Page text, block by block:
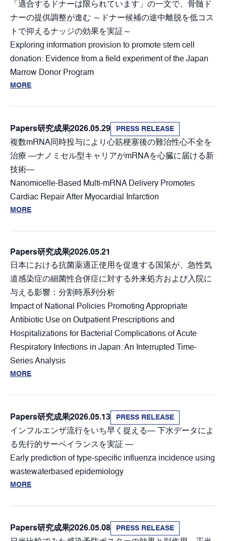
「適合するドナーは限られています」の一文で、骨髄ド
ナーの提供調整が進む ～ドナー候補の途中離脱を低コス
トで抑えるナッジの効果を実証～
Exploring information provision to promote stem cell
donation: Evidence from a field experiment of the Japan
Marrow Donor Program
MORE
Papers研究成果2026.05.29 PRESS RELEASE
複数mRNA同時投与により心筋梗塞後の難治性心不全を
治療 ―ナノミセル型キャリアがmRNAを心臓に届ける新
技術―
Nanomicelle-Based Multi-mRNA Delivery Promotes
Cardiac Repair After Myocardial Infarction
MORE
Papers研究成果2026.05.21
日本における抗菌薬適正使用を促進する国策が、急性気
道感染症の細菌性合併症に対する外来処方および入院に
与える影響：分割時系列分析
Impact of National Policies Promoting Appropriate
Antibiotic Use on Outpatient Prescriptions and
Hospitalizations for Bacterial Complications of Acute
Respiratory Infections in Japan: An Interrupted Time-
Series Analysis
MORE
Papers研究成果2026.05.13 PRESS RELEASE
インフルエンザ流行をいち早く捉える― 下水データによ
る先行的サーベイランスを実証 ―
Early prediction of type-specific influenza incidence using
wastewaterbased epidemiology
MORE
Papers研究成果2026.05.08 PRESS RELEASE